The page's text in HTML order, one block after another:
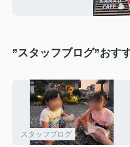
”スタッフブログ”おす
スタッフブログ